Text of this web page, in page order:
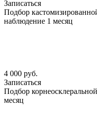
Записаться
Подбор
наблюдение 1 месяц
4 000 руб.
Записаться
Подбор
месяц